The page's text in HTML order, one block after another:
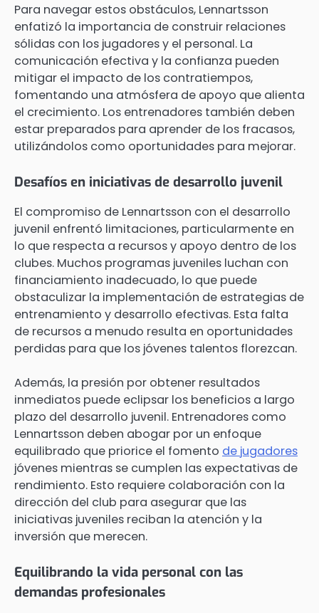
Para navegar estos obstáculos, Lennartsson
enfatizó la importancia de construir relaciones
sólidas con los jugadores y el personal. La
comunicación efectiva y la confianza pueden
mitigar el impacto de los contratiempos,
fomentando una atmósfera de apoyo que alienta
el crecimiento. Los entrenadores también deben
estar preparados para aprender de los fracasos,
utilizándolos como oportunidades para mejorar.
Desafíos en iniciativas de desarrollo juvenil
El compromiso de Lennartsson con el desarrollo
juvenil enfrentó limitaciones, particularmente en
lo que respecta a recursos y apoyo dentro de los
clubes. Muchos programas juveniles luchan con
financiamiento inadecuado, lo que puede
obstaculizar la implementación de estrategias de
entrenamiento y desarrollo efectivas. Esta falta
de recursos a menudo resulta en oportunidades
perdidas para que los jóvenes talentos florezcan.
Además, la presión por obtener resultados
inmediatos puede eclipsar los beneficios a largo
plazo del desarrollo juvenil. Entrenadores como
Lennartsson deben abogar por un enfoque
equilibrado que priorice el fomento de jugadores
jóvenes mientras se cumplen las expectativas de
rendimiento. Esto requiere colaboración con la
dirección del club para asegurar que las
iniciativas juveniles reciban la atención y la
inversión que merecen.
Equilibrando la vida personal con las
demandas profesionales